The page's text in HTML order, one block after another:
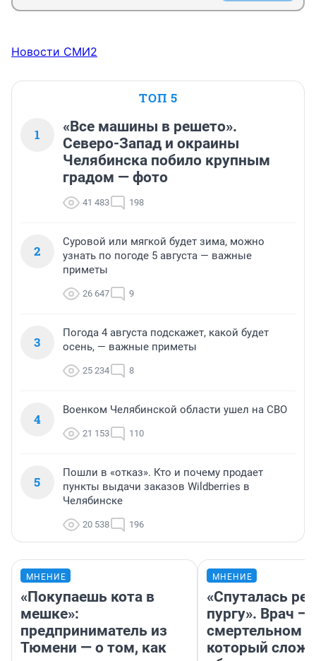
Новости СМИ2
ТОП 5
1
«Все машины в решето».
Северо-Запад и окраины
Челябинска побило крупным
градом — фото
41 483 198
2
Суровой или мягкой будет зима, можно
узнать по погоде 5 августа — важные
приметы
26 647 9
3
Погода 4 августа подскажет, какой будет
осень, — важные приметы
25 234 8
4
Военком Челябинской области ушел на СВО
21 153 110
5
Пошли в «отказ». Кто и почему продает
пункты выдачи заказов Wildberries в
Челябинске
20 538 196
МНЕНИЕ
«Покупаешь кота в
мешке»:
предприниматель из
Тюмени — о том, как
МНЕНИЕ
«Спуталась
пургу». Врач —
смертельном
который